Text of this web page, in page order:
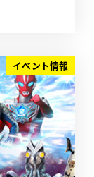
イベント情報